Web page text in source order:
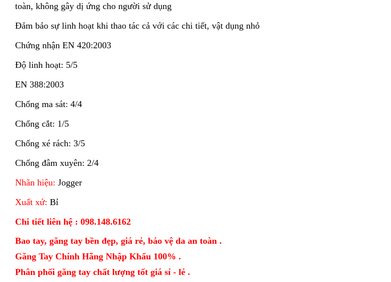
toàn, không gây dị ứng cho người sử dụng
Đảm bảo sự linh hoạt khi thao tác cả với các chi tiết, vật dụng nhỏ
Chứng nhận EN 420:2003
Độ linh hoạt: 5/5
EN 388:2003
Chống ma sát: 4/4
Chống cắt: 1/5
Chống xé rách: 3/5
Chống đâm xuyên: 2/4
Nhãn hiệu: Jogger
Xuất xứ: Bỉ
Chi tiết liên hệ : 098.148.6162
Bao tay, găng tay bền đẹp, giá rẻ, bảo vệ da an toàn .
Găng Tay Chính Hãng Nhập Khẩu 100% .
Phân phối găng tay chất lượng tốt giá sỉ - lẻ .